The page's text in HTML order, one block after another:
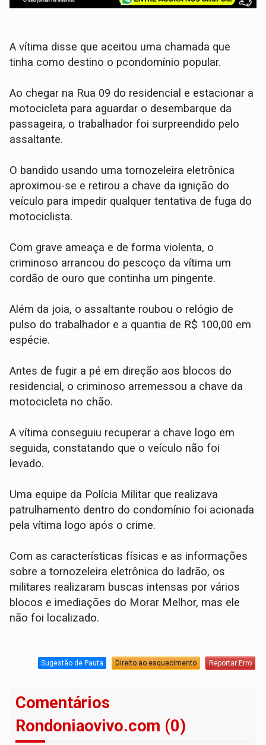
​A vítima disse que aceitou uma chamada que
tinha como destino o pcondomínio popular.
​Ao chegar na Rua 09 do residencial e estacionar a
motocicleta para aguardar o desembarque da
passageira, o trabalhador foi surpreendido pelo
assaltante.
O bandido usando uma tornozeleira eletrônica
aproximou-se e retirou a chave da ignição do
veículo para impedir qualquer tentativa de fuga do
motociclista.
Com grave ameaça e de forma violenta, o
criminoso arrancou do pescoço da vítima um
cordão de ouro que continha um pingente.
Além da joia, o assaltante roubou o relógio de
pulso do trabalhador e a quantia de R$ 100,00 em
espécie.
​Antes de fugir a pé em direção aos blocos do
residencial, o criminoso arremessou a chave da
motocicleta no chão.
A vítima conseguiu recuperar a chave logo em
seguida, constatando que o veículo não foi
levado.
​Uma equipe da Polícia Militar que realizava
patrulhamento dentro do condomínio foi acionada
pela vítima logo após o crime.
Com as características físicas e as informações
sobre a tornozeleira eletrônica do ladrão, os
militares realizaram buscas intensas por vários
blocos e imediações do Morar Melhor, mas ele
não foi localizado.
Sugestão de Pauta Direito ao esquecimento Reportar Erro
Comentários
Rondoniaovivo.com (0)